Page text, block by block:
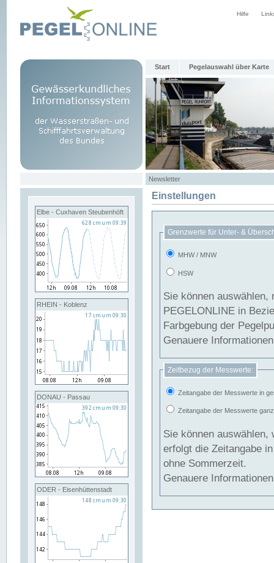
Hilfe
Start Pegelauswahl über Karte
Newsletter
Elbe - Cuxhaven Steubenhöft
RHEIN - Koblenz
DONAU - Passau
ODER - Eisenhüttenstadt
Einstellungen
Grenzwerte für Unter- &
MHW / MNW
HSW
Sie können
PEGELONLINE in Beziehung
Farbgebung der
Genauere
Zeitbezug der Messwerte:
Zeitangabe der Messwerte in
Zeitangabe der Messwerte
Sie können auswählen,
erfolgt die Zeitangabe
ohne Sommerzeit.
Genauere